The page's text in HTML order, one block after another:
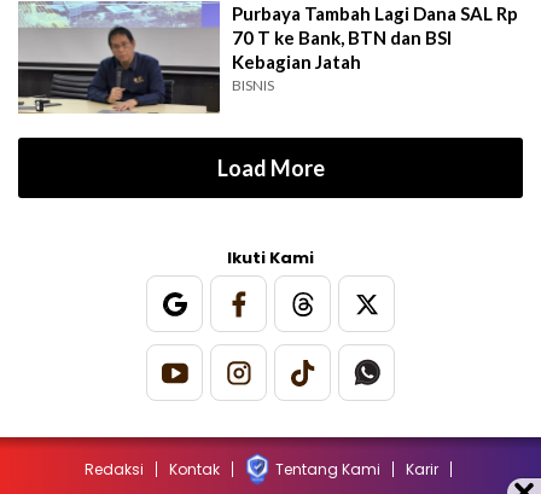
Purbaya Tambah Lagi Dana SAL Rp
70 T ke Bank, BTN dan BSI
Kebagian Jatah
BISNIS
Load More
Ikuti Kami
Redaksi Kontak Tentang Kami
Karir